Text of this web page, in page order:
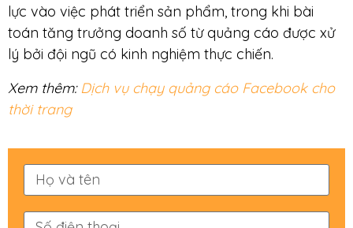
lực vào việc phát triển sản phẩm, trong khi bài
toán tăng trưởng doanh số từ quảng cáo được xử
lý bởi đội ngũ có kinh nghiệm thực chiến.
Xem thêm:Dịch vụ chạy quảng cáo Facebook cho
thời trang